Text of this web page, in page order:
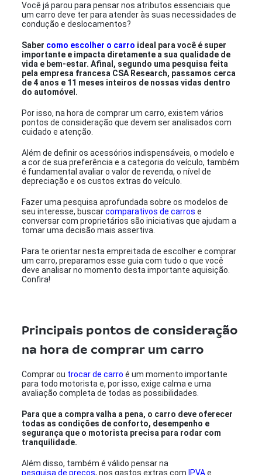
Você já parou para pensar nos atributos essenciais que
um carro deve ter para atender às suas necessidades de
condução e deslocamentos?
Saber como escolher o carro ideal para você é super
importante e impacta diretamente a sua qualidade de
vida e bem-estar. Afinal, segundo uma pesquisa feita
pela empresa francesa CSA Research, passamos cerca
de 4 anos e 11 meses inteiros de nossas vidas dentro
do automóvel.
Por isso, na hora de comprar um carro, existem vários
pontos de consideração que devem ser analisados com
cuidado e atenção.
Além de definir os acessórios indispensáveis, o modelo e
a cor de sua preferência e a categoria do veículo, também
é fundamental avaliar o valor de revenda, o nível de
depreciação e os custos extras do veículo.
Fazer uma pesquisa aprofundada sobre os modelos de
seu interesse, buscarcomparativos de carros e
conversar com proprietários são iniciativas que ajudam a
tomar uma decisão mais assertiva.
Para te orientar nesta empreitada de escolher e comprar
um carro, preparamos esse guia com tudo o que você
deve analisar no momento desta importante aquisição.
Confira!
Principais pontos de consideração
na hora de comprar um carro
Comprar ou trocar de carro é um momento importante
para todo motorista e, por isso, exige calma e uma
avaliação completa de todas as possibilidades.
Para que a compra valha a pena, o carro deve oferecer
todas as condições de conforto, desempenho e
segurança que o motorista precisa para rodar com
tranquilidade.
Além disso, também é válido pensar na
pesquisa de preços, nos gastos extras com IPVAe